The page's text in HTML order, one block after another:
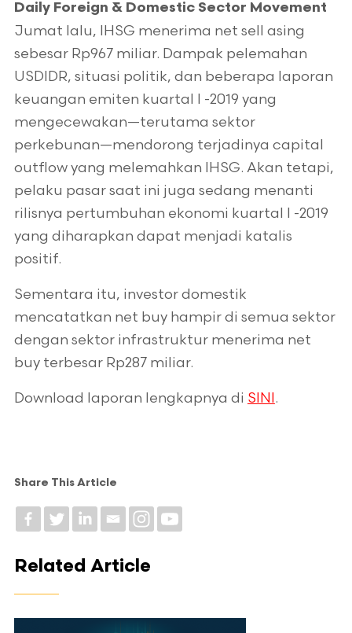
Daily Foreign & Domestic Sector Movement
Jumat lalu, IHSG menerima net sell asing
sebesar Rp967 miliar. Dampak pelemahan
USDIDR, situasi politik, dan beberapa laporan
keuangan emiten kuartal I -2019 yang
mengecewakan—terutama sektor
perkebunan—mendorong terjadinya capital
outflow yang melemahkan IHSG. Akan tetapi,
pelaku pasar saat ini juga sedang menanti
rilisnya pertumbuhan ekonomi kuartal I -2019
yang diharapkan dapat menjadi katalis
positif.
Sementara itu, investor domestik
mencatatkan net buy hampir di semua sektor
dengan sektor infrastruktur menerima net
buy terbesar Rp287 miliar.
Download laporan lengkapnya di SINI .
Share This Article
Related Article